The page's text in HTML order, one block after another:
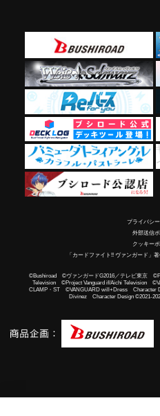
プライバシ
外部送信
クッキー
「カードファイト!! ヴァンガード」
©Bushiroad ©ヴァンガードG2016／テレビ東京
Television ©Project Vanguard if/Aichi Television
CLAMP・ST ©VANGUARD will+Dress Character
Divinez Character Design ©2021-